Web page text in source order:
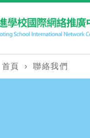
首頁 › 聯絡我們